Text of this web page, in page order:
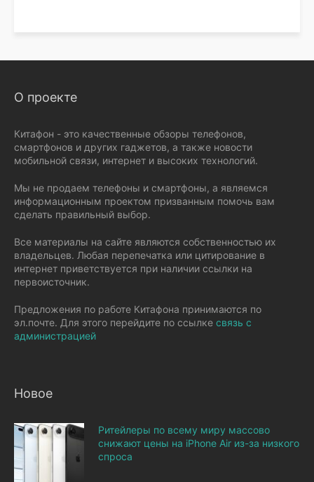
О проекте
Китафон - это качественные обзоры телефонов,
смартфонов и других гаджетов, а также новости
мобильной связи, интернет и высоких технологий.
Мы не продаем телефоны и смартфоны, а являемся
информационным проектом призванным помочь вам
сделать правильный выбор.
Все материалы на сайте являются собственностью их
владельцев. Любая перепечатка или цитирование в
интернет приветствуется при наличии ссылки на
первоисточник.
Предложения по работе Китафона принимаются по
эл.почте. Для этого перейдите по ссылке связь с
администрацией
Новое
Ритейлеры по всему миру массово
снижают цены на iPhone Air из-за низкого
спроса